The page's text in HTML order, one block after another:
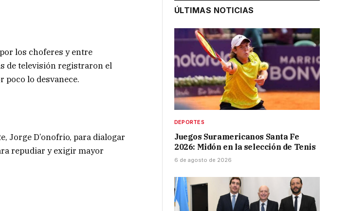
los choferes y entre
de televisión registraron el
poco lo desvanece.
Jorge D’onofrio, para dialogar
repudiar y exigir mayor
ÚLTIMAS NOTICIAS
DEPORTES
Juegos Suramericanos Santa Fe
2026: Midón en la selección de Tenis
6 de agosto de 2026